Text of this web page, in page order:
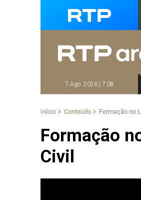
7 Ago. 2026 | 7:08
Início Conteúdo Formação no
Formação
Civil